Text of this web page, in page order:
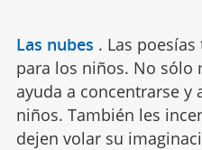
Las nubes . Las
para los niños. No sólo
ayuda a concentrarse y
niños. También les
dejen volar su